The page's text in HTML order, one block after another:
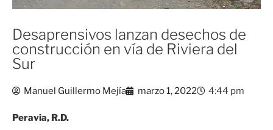
Desaprensivos lanzan desechos de
construcción en vía de Riviera del
Sur
Manuel Guillermo Mejía marzo 1, 2022 4:44 pm
Peravia, R.D.